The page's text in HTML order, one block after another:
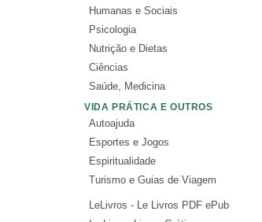
Humanas e Sociais
Psicologia
Nutrição e Dietas
Ciências
Saúde, Medicina
VIDA PRÁTICA E OUTROS
Autoajuda
Esportes e Jogos
Espiritualidade
Turismo e Guias de Viagem
LeLivros - Le Livros PDF ePub